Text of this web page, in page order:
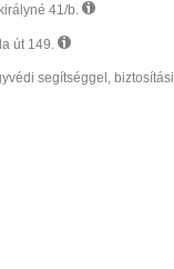
41/b.
út 149.
segítséggel, biztosítási